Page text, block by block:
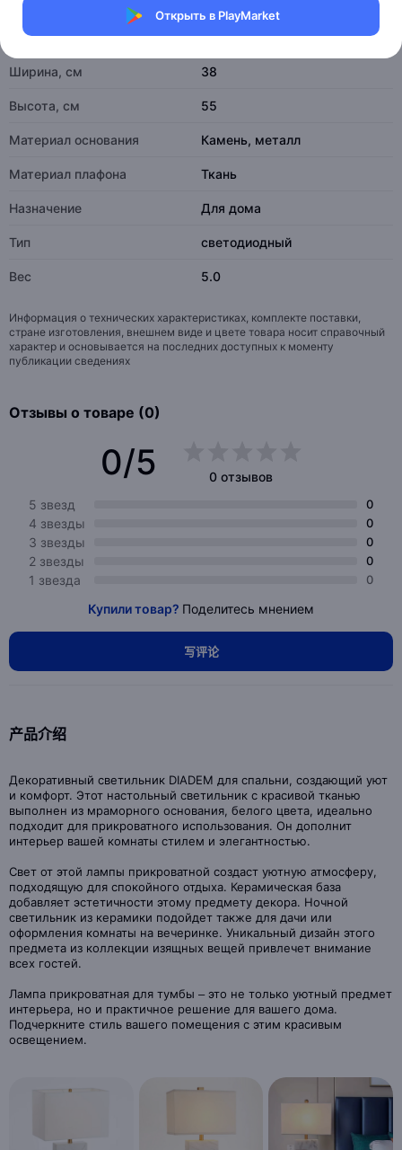
Открыть в PlayMarket
Характеристики
Длина, см 55
Ширина, см 38
Высота, см 55
Материал основания Камень, металл
Материал плафона Ткань
Назначение Для дома
Тип светодиодный
Вес 5.0
Информация о технических характеристиках, комплекте поставки,
стране изготовления, внешнем виде и цвете товара носит справочный
характер и основывается на последних доступных к моменту
публикации сведениях
Отзывы о товаре (0)
0/5
0 отзывов
5 звезд
0
4 звезды 0
3 звезды 0
2 звезды 0
1 звезда 0
Купили товар? Поделитесь мнением
写评论
产品介绍
Декоративный светильник DIADEM для спальни, создающий уют
и комфорт. Этот настольный светильник с красивой тканью
выполнен из мраморного основания, белого цвета, идеально
подходит для прикроватного использования. Он дополнит
интерьер вашей комнаты стилем и элегантностью.
Свет от этой лампы прикроватной создаст уютную атмосферу,
подходящую для спокойного отдыха. Керамическая база
добавляет эстетичности этому предмету декора. Ночной
светильник из керамики подойдет также для дачи или
оформления комнаты на вечеринке. Уникальный дизайн этого
предмета из коллекции изящных вещей привлечет внимание
всех гостей.
Лампа прикроватная для тумбы – это не только уютный предмет
интерьера, но и практичное решение для вашего дома.
Подчеркните стиль вашего помещения с этим красивым
освещением.